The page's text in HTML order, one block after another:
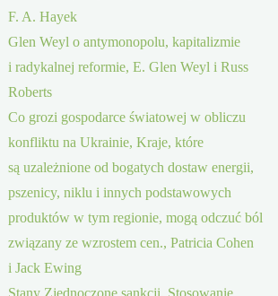
F. A. Hayek
Glen Weyl o antymonopolu, kapitalizmie
i radykalnej reformie, E. Glen Weyl i Russ
Roberts
Co grozi gospodarce światowej w obliczu
konfliktu na Ukrainie, Kraje, które
są uzależnione od bogatych dostaw energii,
pszenicy, niklu i innych podstawowych
produktów w tym regionie, mogą odczuć ból
związany ze wzrostem cen., Patricia Cohen
i Jack Ewing
Stany Zjednoczone sankcji, Stosowanie